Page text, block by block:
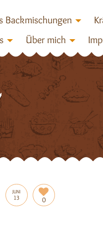
Backmischungen
Über mich
JUNI
13 0